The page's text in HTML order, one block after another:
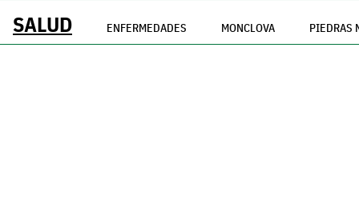
SALUD ENFERMEDADES MONCLOVA PIEDRAS